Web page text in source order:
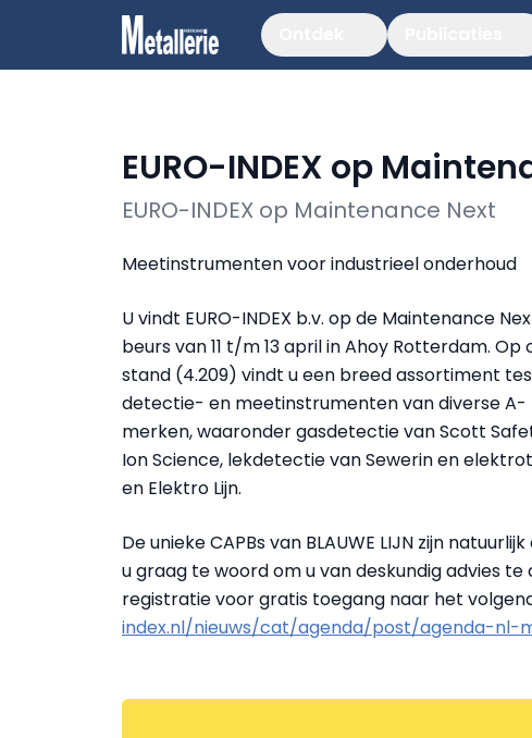
EURO-INDEX op
EURO-INDEX op Maintenance Next
Meetinstrumenten voor industrieel onderhoud
U vindt EURO-INDEX b.v. op de Maintenance
beurs van 11 t/m 13 april in Ahoy Rotterdam. Op
stand (4.209) vindt u een breed assortiment
detectie- en meetinstrumenten van diverse A-
merken, waaronder gasdetectie van Scott
Ion Science, lekdetectie van Sewerin en
en Elektro Lijn.
De unieke CAPBs van BLAUWE LIJN zijn
u graag te woord om u van deskundig advies
registratie voor gratis toegang naar het
index.nl/nieuws/cat/agenda/post/agenda-nl-